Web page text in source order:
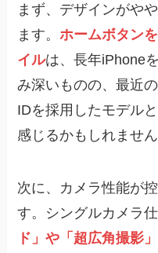
まず、デザインがや
ます。ホームボタン
イルは、長年iPhone
み深いものの、最近
IDを採用したモデル
感じるかもしれません
次に、カメラ性能が
す。シングルカメラ仕
ド」や「超広角撮影